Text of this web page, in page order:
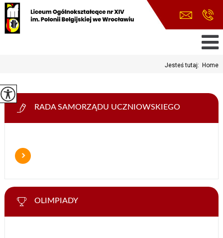
Jesteś tutaj: Home
RADA SAMORZĄDU UCZNIOWSKIEGO
OLIMPIADY